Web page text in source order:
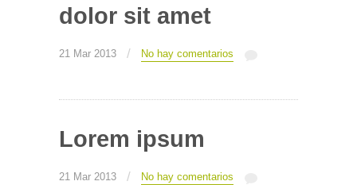
dolor sit amet
21 Mar 2013 / No hay comentarios
Lorem ipsum
21 Mar 2013 / No hay comentarios